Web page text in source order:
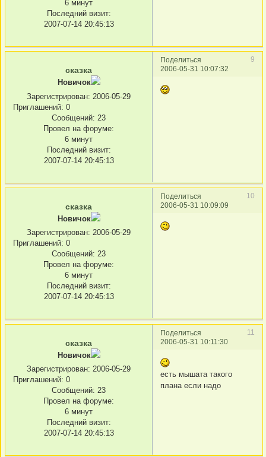
6 минут
Последний визит:
2007-07-14 20:45:13
Поделиться
9
2006-05-31 10:07:32
сказка
Новичок
Зарегистрирован: 2006-05-29
Приглашений: 0
Сообщений: 23
Провел на форуме:
6 минут
Последний визит:
2007-07-14 20:45:13
Поделиться
10
2006-05-31 10:09:09
сказка
Новичок
Зарегистрирован: 2006-05-29
Приглашений: 0
Сообщений: 23
Провел на форуме:
6 минут
Последний визит:
2007-07-14 20:45:13
Поделиться
11
2006-05-31 10:11:30
сказка
Новичок
Зарегистрирован: 2006-05-29
Приглашений: 0
Сообщений: 23
Провел на форуме:
6 минут
Последний визит:
2007-07-14 20:45:13
есть мышата такого
плана если надо